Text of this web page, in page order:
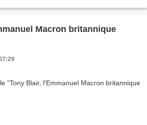
Macron britannique